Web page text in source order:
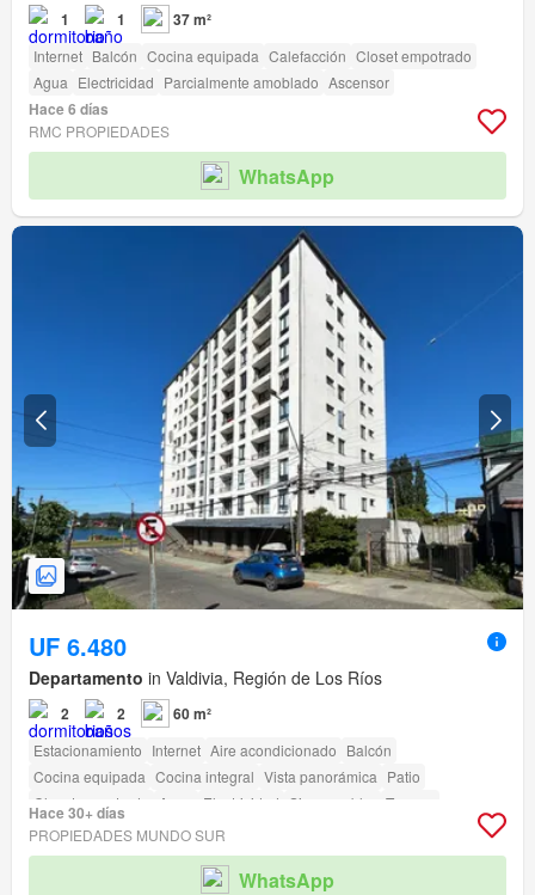
1 1 37 m²
Internet Balcón Cocina equipada Calefacción Closet empotrado
Agua Electricidad Parcialmente amoblado Ascensor
Hace 6 días
RMC PROPIEDADES
WhatsApp
UF 6.480
Departamento in Valdivia, Región de Los Ríos
2 2 60 m²
Estacionamiento Internet Aire acondicionado Balcón
Cocina equipada Cocina integral Vista panorámica Patio
Closet empotrado
Agua Electricidad Sin amueblar
Terraza
amenity_wi_fi
Seguridad Ascensor
Acceso para personas con discapacidad
Hace 30+ días
PROPIEDADES MUNDO SUR
WhatsApp